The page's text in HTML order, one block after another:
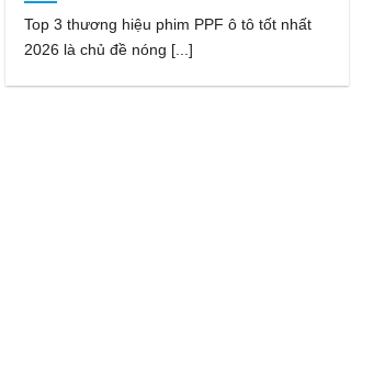
Top 3 thương hiệu phim PPF ô tô tốt nhất
2026 là chủ đề nóng [...]